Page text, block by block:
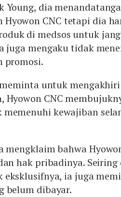
Young, dia
Hyowon CNC tetapi dia
di medsos untuk
juga mengaku tidak
promosi.
untuk
Hyowon CNC
kewajiban
mengklaim bahwa
hak pribadinya.
ia juga
belum dibayar.